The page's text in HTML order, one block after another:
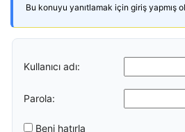
Bu konuyu yanıtlamak için giriş yapmış
Kullanıcı adı:
Parola:
Beni hatırla